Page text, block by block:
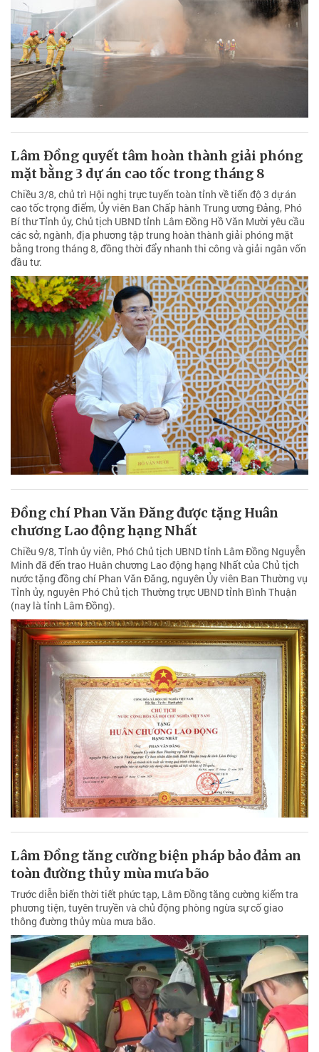
Lâm Đồng quyết tâm hoàn thành giải phóng
mặt bằng 3 dự án cao tốc trong tháng 8
Chiều 3/8, chủ trì Hội nghị trực tuyến toàn tỉnh về tiến độ 3 dự án
cao tốc trọng điểm, Ủy viên Ban Chấp hành Trung ương Đảng, Phó
Bí thư Tỉnh ủy, Chủ tịch UBND tỉnh Lâm Đồng Hồ Văn Mười yêu cầu
các sở, ngành, địa phương tập trung hoàn thành giải phóng mặt
bằng trong tháng 8, đồng thời đẩy nhanh thi công và giải ngân vốn
đầu tư.
Đồng chí Phan Văn Đăng được tặng Huân
chương Lao động hạng Nhất
Chiều 9/8, Tỉnh ủy viên, Phó Chủ tịch UBND tỉnh Lâm Đồng Nguyễn
Minh đã đến trao Huân chương Lao động hạng Nhất của Chủ tịch
nước tặng đồng chí Phan Văn Đăng, nguyên Ủy viên Ban Thường vụ
Tỉnh ủy, nguyên Phó Chủ tịch Thường trực UBND tỉnh Bình Thuận
(nay là tỉnh Lâm Đồng).
Lâm Đồng tăng cường biện pháp bảo đảm an
toàn đường thủy mùa mưa bão
Trước diễn biến thời tiết phức tạp, Lâm Đồng tăng cường kiểm tra
phương tiện, tuyên truyền và chủ động phòng ngừa sự cố giao
thông đường thủy mùa mưa bão.